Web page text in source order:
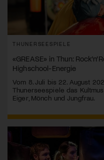
THUNERSEESPIELE
«GREASE» in Thun:
Highschool-Energie
Vom 8. Juli bis 22. August
Thunerseespiele das
Eiger, Mönch und Jungfrau.